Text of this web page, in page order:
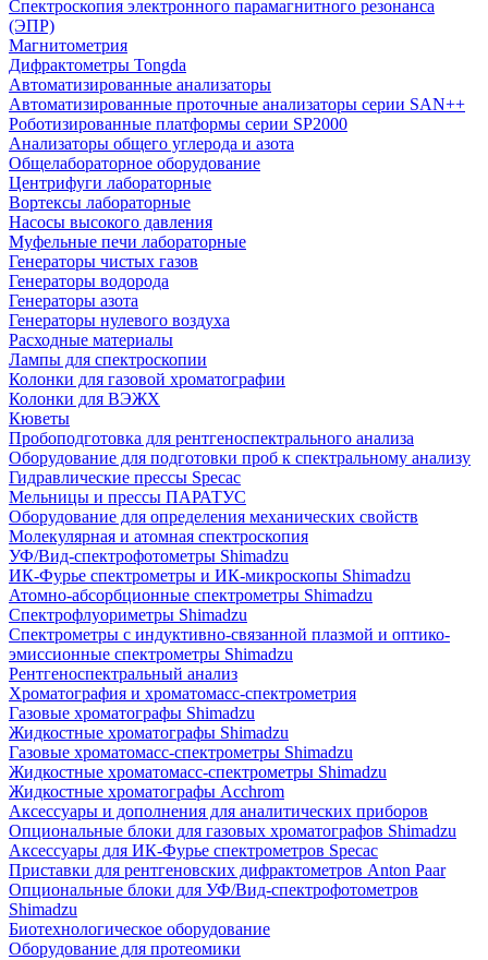
Спектроскопия электронного парамагнитного резонанса
(ЭПР)
Магнитометрия
Дифрактометры Tongda
Автоматизированные анализаторы
Автоматизированные проточные анализаторы серии SAN++
Роботизированные платформы серии SP2000
Анализаторы общего углерода и азота
Общелабораторное оборудование
Центрифуги лабораторные
Вортексы лабораторные
Насосы высокого давления
Муфельные печи лабораторные
Генераторы чистых газов
Генераторы водорода
Генераторы азота
Генераторы нулевого воздуха
Расходные материалы
Лампы для спектроскопии
Колонки для газовой хроматографии
Колонки для ВЭЖХ
Кюветы
Пробоподготовка для рентгеноспектрального анализа
Оборудование для подготовки проб к спектральному анализу
Гидравлические прессы Specac
Мельницы и прессы ПАРАТУС
Оборудование для определения механических свойств
Молекулярная и атомная спектроскопия
УФ/Вид-спектрофотометры Shimadzu
ИК-Фурье спектрометры и ИК-микроскопы Shimadzu
Атомно-абсорбционные спектрометры Shimadzu
Спектрофлуориметры Shimadzu
Спектрометры с индуктивно-связанной плазмой и оптико-
эмиссионные спектрометры Shimadzu
Рентгеноспектральный анализ
Хроматография и хроматомасс-спектрометрия
Газовые хроматографы Shimadzu
Жидкостные хроматографы Shimadzu
Газовые хроматомасс-спектрометры Shimadzu
Жидкостные хроматомасс-спектрометры Shimadzu
Жидкостные хроматографы Acchrom
Аксессуары и дополнения для аналитических приборов
Опциональные блоки для газовых хроматографов Shimadzu
Аксессуары для ИК-Фурье спектрометров Specac
Приставки для рентгеновских дифрактометров Anton Paar
Опциональные блоки для УФ/Вид-спектрофотометров
Shimadzu
Биотехнологическое оборудование
Оборудование для протеомики